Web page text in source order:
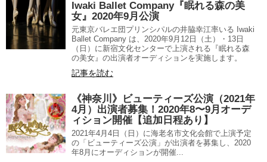
Iwaki Ballet Company『眠れる森の美
女』2020年9月公演
元東京バレエ団プリンシパルの井脇幸江率いる Iwaki
Ballet Company は、2020年9月12日（土）・13日
（日）に新宿文化センターで上演される『眠れる森
の美女』の出演者オーディションを実施します。
記事を読む
《神奈川》ビューティーズ公演（2021年
4月）出演者募集！2020年8〜9月オーデ
ィション開催【追加日程あり】
2021年4月4日（日）に海老名市文化会館で上演予定
の「ビューティーズ公演」が出演者を募集し、2020
年8月にオーディションが開催...